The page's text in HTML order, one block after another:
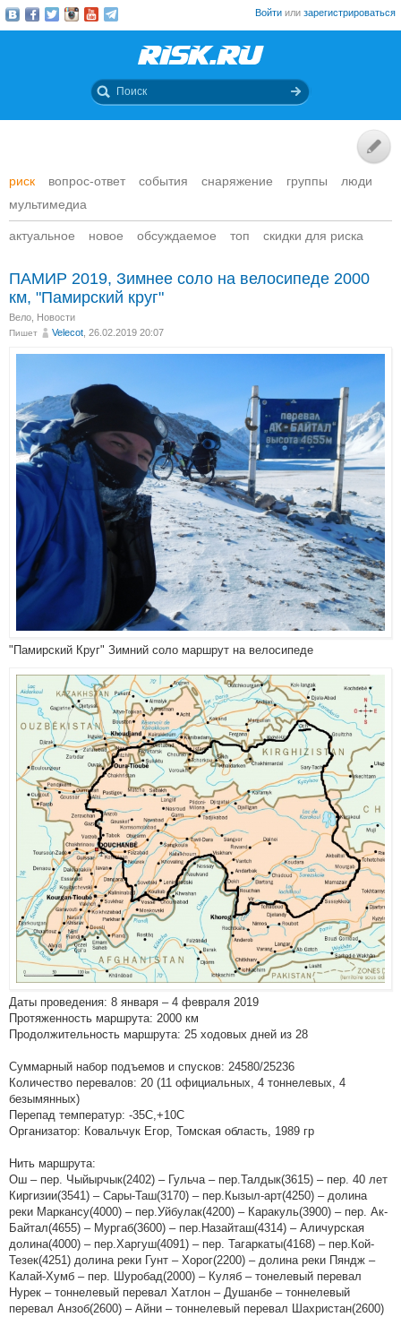
Войти или зарегистрироваться
риск вопрос-ответ события снаряжение группы
люди
мультимедиа
актуальное новое обсуждаемое топ скидки для риска
ПАМИР 2019, Зимнее соло на велосипеде 2000
км, "Памирский круг"
Вело Новости
Пишет Velecot , 26.02.2019 20:07
"Памирский Круг" Зимний соло маршрут на велосипеде
Даты проведения: 8 января – 4 февраля 2019
Протяженность маршрута: 2000 км
Продолжительность маршрута: 25 ходовых дней из 28
Суммарный набор подъемов и спусков: 24580/25236
Количество перевалов: 20 (11 официальных, 4 тоннелевых, 4
безымянных)
Перепад температур: -35С,+10С
Организатор: Ковальчук Егор, Томская область, 1989 гр
Нить маршрута:
Ош – пер. Чыйырчык(2402) – Гульча – пер.Талдык(3615) – пер. 40 лет
Киргизии(3541) – Сары-Таш(3170) – пер.Кызыл-арт(4250) – долина
реки Маркансу(4000) – пер.Уйбулак(4200) – Каракуль(3900) – пер. Ак-
Байтал(4655) – Мургаб(3600) – пер.Назайташ(4314) – Аличурская
долина(4000) – пер.Харгуш(4091) – пер. Тагаркаты(4168) – пер.Кой-
Тезек(4251) долина реки Гунт – Хорог(2200) – долина реки Пяндж –
Калай-Хумб – пер. Шуробад(2000) – Куляб – тонелевый перевал
Нурек – тоннелевый перевал Хатлон – Душанбе – тоннелевый
перевал Анзоб(2600) – Айни – тоннелевый перевал Шахристан(2600)